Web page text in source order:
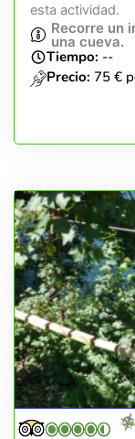
esta actividad.
Recorre un
una cueva.
Tiempo: --
Precio: 75 €